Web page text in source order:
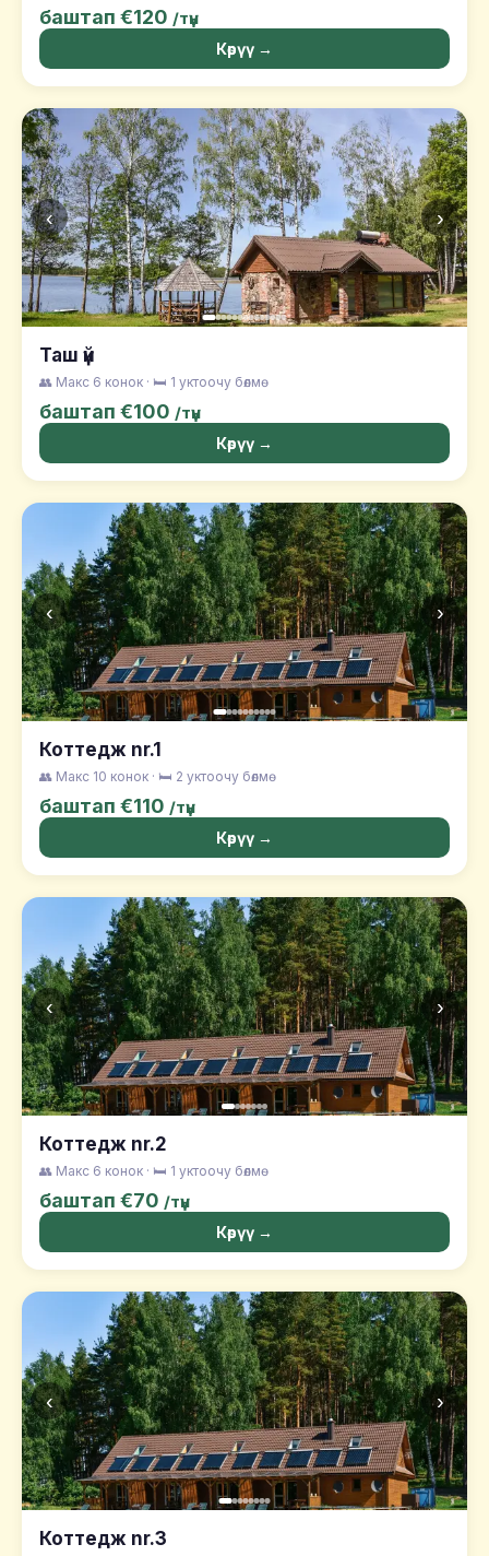
баштап €120 /түн
Көрүү →
‹ ›
Таш үй
👥 Макс 6 конок · 🛏️ 1 уктоочу бөлмө
баштап €100 /түн
Көрүү →
‹ ›
Коттедж nr.1
👥 Макс 10 конок · 🛏️ 2 уктоочу бөлмө
баштап €110 /түн
Көрүү →
‹ ›
Коттедж nr.2
👥 Макс 6 конок · 🛏️ 1 уктоочу бөлмө
баштап €70 /түн
Көрүү →
‹ ›
Коттедж nr.3